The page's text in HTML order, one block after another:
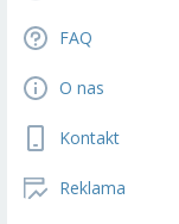
FAQ
O nas
Kontakt
Reklama